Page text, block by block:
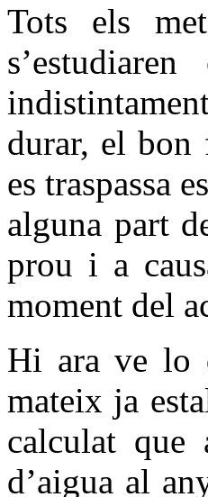
Tots els
s’estudiaren
durar, el bon
es traspassa
alguna part
prou i a
moment del
Hi ara ve lo
mateix ja
calculat que
d’aigua al